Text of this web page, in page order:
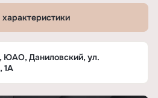
характеристики
«Логос»
ЮАО, Даниловский, ул.
1А